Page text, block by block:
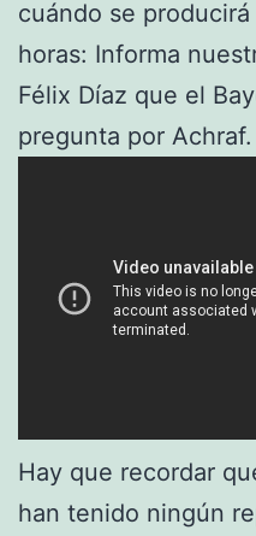
cuándo se
horas: Informa
Félix Díaz que el
pregunta por Achraf.
Hay que recordar
han tenido ningún